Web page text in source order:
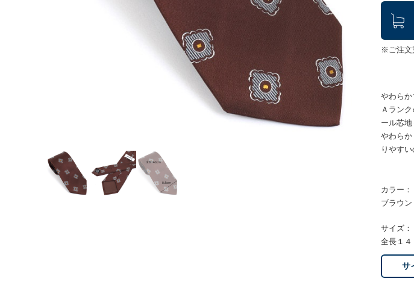
※ご注文
やわら
Ａラン
ール芯
やわら
りやすい
カラー：
ブラウン
サイズ：
全長１４
サ